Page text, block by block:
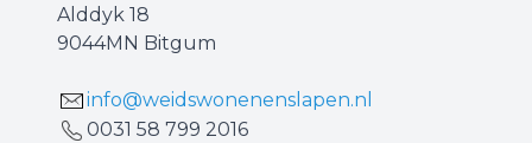
Alddyk 18
9044MN Bitgum
info@weidswonenenslapen.nl
0031 ‪58 799 2016‬